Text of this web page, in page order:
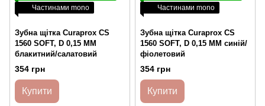
Частинами mono
Зубна щітка Curaprox CS
1560 SOFT, D 0,15 ММ
блакитний/салатовий
354 грн
Купити
Частинами mono
Зубна щітка Curaprox CS
1560 SOFT, D 0,15 ММ синій/
фіолетовий
354 грн
Купити